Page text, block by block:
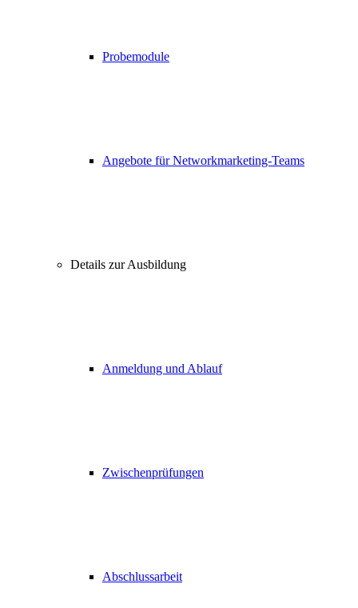
Probemodule
Angebote für Networkmarketing-Teams
Details zur Ausbildung
Anmeldung und Ablauf
Zwischenprüfungen
Abschlussarbeit